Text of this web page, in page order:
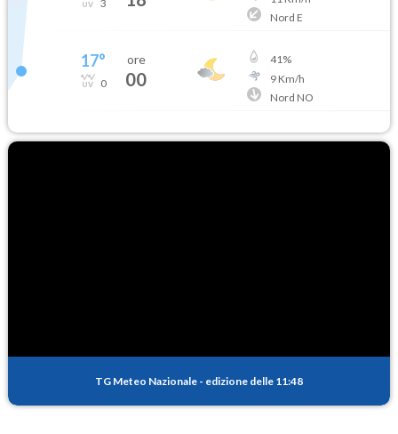
3
Nord E
17°
0
ore
00
41%
9Km/h
Nord NO
TG Meteo Nazionale - edizione delle 11:48